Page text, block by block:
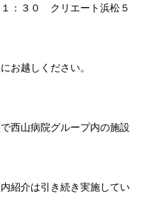
：３０ クリエート浜松５
お越しください。
西山病院グループ内の施設
紹介は引き続き実施してい